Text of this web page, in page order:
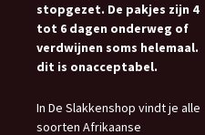
stopgezet. De pakjes zijn 4
tot 6 dagen onderweg of
verdwijnen soms helemaal.
dit is onacceptabel.
In De Slakkenshop vindt je alle
soorten Afrikaanse